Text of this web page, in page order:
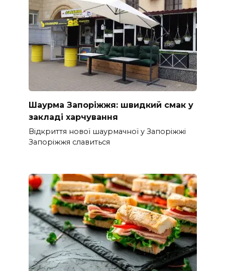
Шаурма Запоріжжя: швидкий смак у
закладі харчування
Відкриття нової шаурмачної у Запоріжжі
Запоріжжя славиться